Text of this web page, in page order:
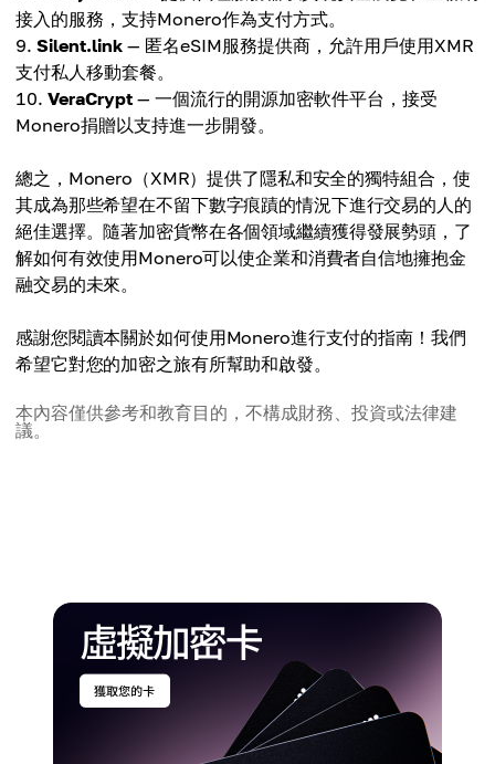
接入的服務，支持Monero作為支付方式。
Silent.link — 匿名eSIM服務提供商，允許用戶使用XMR
支付私人移動套餐。
VeraCrypt — 一個流行的開源加密軟件平台，接受
Monero捐贈以支持進一步開發。
總之，Monero（XMR）提供了隱私和安全的獨特組合，使
其成為那些希望在不留下數字痕蹟的情況下進行交易的人的
絕佳選擇。隨著加密貨幣在各個領域繼續獲得發展勢頭，了
解如何有效使用Monero可以使企業和消費者自信地擁抱金
融交易的未來。
感謝您閱讀本關於如何使用Monero進行支付的指南！我們
希望它對您的加密之旅有所幫助和啟發。
本內容僅供參考和教育目的，不構成財務、投資或法律建
議。